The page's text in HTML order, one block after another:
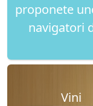
proponete
navigatori
Vini